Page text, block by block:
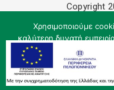
Χρησιμοποιούμε
καλύτερη δυνατή
χρησιμοποιείτε τη
Copyright